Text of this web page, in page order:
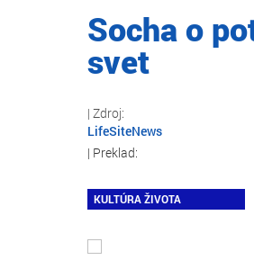
Socha o
svet
LifeSiteNews
KULTÚRA ŽIVOTA